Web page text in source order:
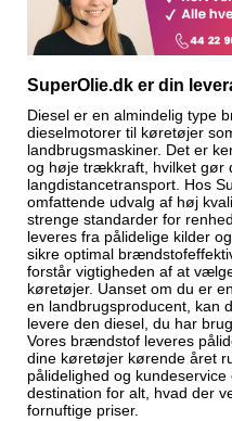
SuperOlie.dk er din
Diesel er en almindelig type
dieselmotorer til køretøjer
landbrugsmaskiner. Det er
og høje trækkraft, hvilket gør
langdistancetransport. Hos
omfattende udvalg af høj
strenge standarder for
leveres fra pålidelige kilder
sikre optimal
forstår vigtigheden af at
køretøjer. Uanset om du er
en landbrugsproducent, kan
levere den diesel, du har
Vores brændstof leveres
dine køretøjer kørende året
pålidelighed og
destination for alt, hvad der
fornuftige priser.